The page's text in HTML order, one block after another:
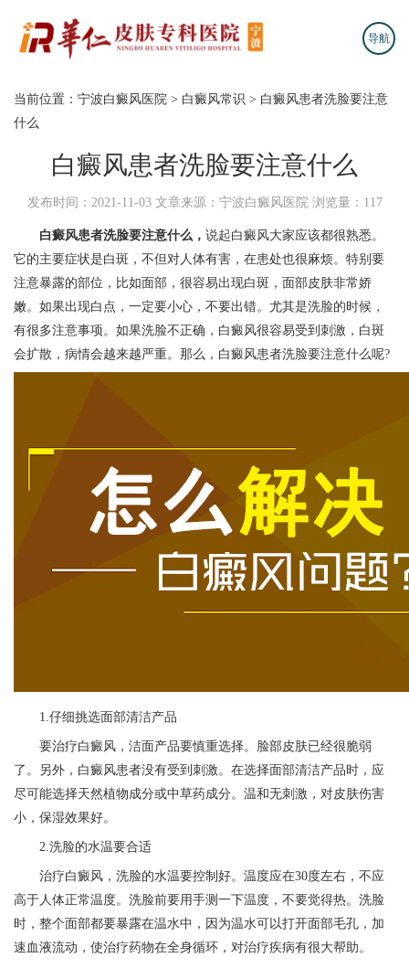
导航
当前位置： 宁波白癜风医院 > 白癜风常识 > 白癜风患者洗脸要注意
什么
白癜风患者洗脸要注意什么
发布时间：2021-11-03 文章来源：宁波白癜风医院 浏览量：117
白癜风患者洗脸要注意什么， 说起白癜风大家应该都很熟悉。
它的主要症状是白斑，不但对人体有害，在患处也很麻烦。特别要
注意暴露的部位，比如面部，很容易出现白斑，面部皮肤非常娇
嫩。如果出现白点，一定要小心，不要出错。尤其是洗脸的时候，
有很多注意事项。如果洗脸不正确，白癜风很容易受到刺激，白斑
会扩散，病情会越来越严重。那么，白癜风患者洗脸要注意什么呢?
1.仔细挑选面部清洁产品
要治疗白癜风，洁面产品要慎重选择。脸部皮肤已经很脆弱
了。另外，白癜风患者没有受到刺激。在选择面部清洁产品时，应
尽可能选择天然植物成分或中草药成分。温和无刺激，对皮肤伤害
小，保湿效果好。
2.洗脸的水温要合适
治疗白癜风，洗脸的水温要控制好。温度应在30度左右，不应
高于人体正常温度。洗脸前要用手测一下温度，不要觉得热。洗脸
时，整个面部都要暴露在温水中，因为温水可以打开面部毛孔，加
速血液流动，使治疗药物在全身循环，对治疗疾病有很大帮助。